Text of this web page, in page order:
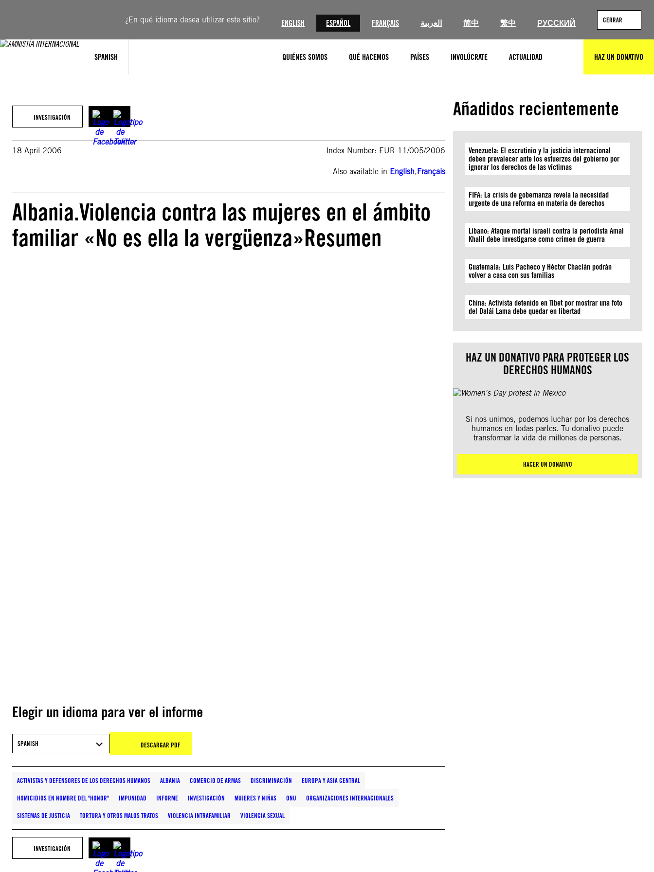
¿En qué idioma desea utilizar este sitio? ENGLISH ESPAÑOL FRANÇAIS العربية 简中 繁中 РУССКИЙ CERRAR
SPANISH QUIÉNES SOMOS QUÉ HACEMOS PAÍSES INVOLÚCRATE ACTUALIDAD HAZ UN DONATIVO
INVESTIGACIÓN
18 April 2006 Index Number: EUR 11/005/2006
Also available in English,Français
Albania.Violencia contra las mujeres en el ámbito
familiar «No es ella la vergüenza»Resumen
Elegir un idioma para ver el informe
SPANISH DESCARGAR PDF
ACTIVISTAS Y DEFENSORES DE LOS DERECHOS HUMANOS ALBANIA COMERCIO DE ARMAS DISCRIMINACIÓN EUROPA Y ASIA CENTRAL
HOMICIDIOS EN NOMBRE DEL "HONOR" IMPUNIDAD INFORME INVESTIGACIÓN MUJERES Y NIÑAS ONU ORGANIZACIONES INTERNACIONALES
SISTEMAS DE JUSTICIA TORTURA Y OTROS MALOS TRATOS VIOLENCIA INTRAFAMILIAR VIOLENCIA SEXUAL
INVESTIGACIÓN
Añadidos recientemente
Venezuela: El escrutinio y la justicia internacional
deben prevalecer ante los esfuerzos del gobierno por
ignorar los derechos de las víctimas
FIFA: La crisis de gobernanza revela la necesidad
urgente de una reforma en materia de derechos
Líbano: Ataque mortal israelí contra la periodista Amal
Khalil debe investigarse como crimen de guerra
Guatemala: Luis Pacheco y Héctor Chaclán podrán
volver a casa con sus familias
China: Activista detenido en Tíbet por mostrar una foto
del Dalái Lama debe quedar en libertad
HAZ UN DONATIVO PARA PROTEGER LOS
DERECHOS HUMANOS
Si nos unimos, podemos luchar por los derechos
humanos en todas partes. Tu donativo puede
transformar la vida de millones de personas.
HACER UN DONATIVO